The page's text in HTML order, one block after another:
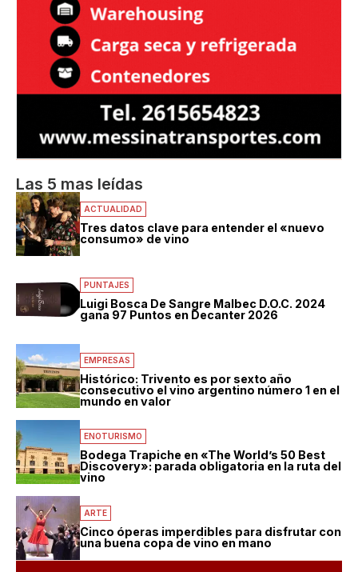
Las 5 mas leídas
ACTUALIDAD
Tres datos clave para entender el «nuevo
consumo» de vino
PUNTAJES
Luigi Bosca De Sangre Malbec D.O.C. 2024
gana 97 Puntos en Decanter 2026
EMPRESAS
Histórico: Trivento es por sexto año
consecutivo el vino argentino número 1 en el
mundo en valor
ENOTURISMO
Bodega Trapiche en «The World’s 50 Best
Discovery»: parada obligatoria en la ruta del
vino
ARTE
Cinco óperas imperdibles para disfrutar con
una buena copa de vino en mano